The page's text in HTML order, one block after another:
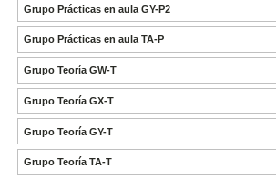
Grupo Prácticas en aula GY-P2
Grupo Prácticas en aula TA-P
Grupo Teoría GW-T
Grupo Teoría GX-T
Grupo Teoría GY-T
Grupo Teoría TA-T